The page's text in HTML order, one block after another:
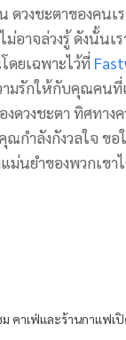
ดวงชะตาของคน
อาจล่วงรู้ ดังนั้นเ
ดยเฉพาะไว้ที่
ามรักให้กับคุณคน
ดวงชะตา ทิศทาง
ณกำลังกังวลใจ ข
นยำของพวกเขา
คาเฟ่และร้านกาแฟเ